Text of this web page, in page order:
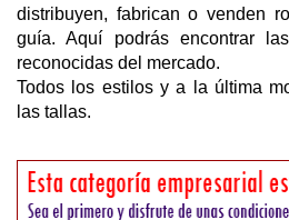
distribuyen, fabrican o venden
guía. Aquí podrás encontrar
reconocidas del mercado.
Todos los estilos y a la última
las tallas.